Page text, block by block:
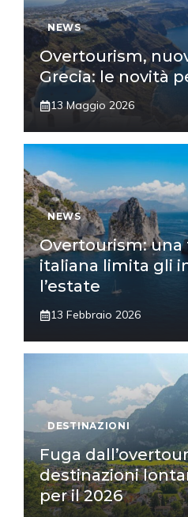
NEWS
Overtourism,
Grecia: le novità
13 Maggio 2026
NEWS
Overtourism: una
italiana limita gli
l’estate
13 Febbraio 2026
DESTINAZIONI
Fuga
destinazioni
per il 2026